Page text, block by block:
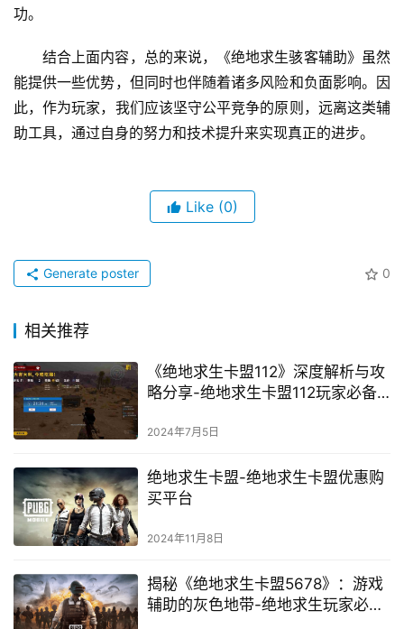
功。
结合上面内容，总的来说，《绝地求生骇客辅助》虽然
能提供一些优势，但同时也伴随着诸多风险和负面影响。因
此，作为玩家，我们应该坚守公平竞争的原则，远离这类辅
助工具，通过自身的努力和技术提升来实现真正的进步。
Like (0)
0
Generate poster
相关推荐
《绝地求生卡盟112》深度解析与攻
略分享-绝地求生卡盟112玩家必备
2024年7月5日
绝地求生卡盟-绝地求生卡盟优惠购
买平台
2024年11月8日
揭秘《绝地求生卡盟5678》：游戏
辅助的灰色地带-绝地求生玩家必